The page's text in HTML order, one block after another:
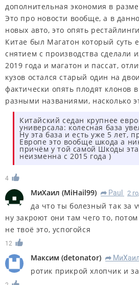
дополнительная экономия в
Это про новости вообще, а в
новых авто, это опять
Китае был Магатон который суть
снятием с производства сделали
2019 года и магатон и пассат,
кузов остался старый один на
фактически опять плодят клонов
разными названиями, насколько
Китайский седан крупнее
универсала: колесная база
Ну эта база и есть уже 5 лет,
Европе это вообще шкода а
причём у той самой Шкоды
неизменна с 2015 года )
4
МиХаил (MiHail99) R Paul 2
да что ты болезный так за
ну закроют они там чего то,
не твоё это, успогойся
12
Максим (detonator) R МиХаил
ротик прикрой хлопчик и